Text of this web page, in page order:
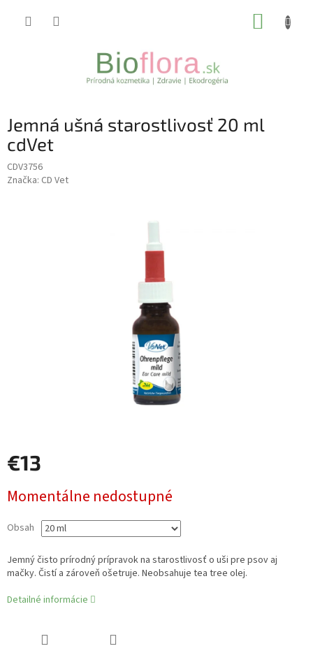
Jemná ušná starostlivosť 20 ml
cdVet
CDV3756
Značka: CD Vet
€13
cena:
Momentálne nedostupné
Obsah
Jemný čisto prírodný prípravok na starostlivosť o uši pre psov aj
mačky. Čistí a zároveň ošetruje. Neobsahuje tea tree olej.
Detailné informácie